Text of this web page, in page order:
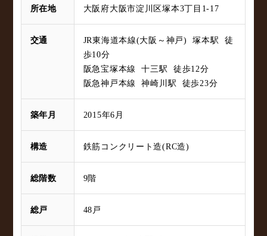
所在地 大阪府大阪市淀川区塚本3丁目1-17
交通
JR東海道本線(大阪～神戸) 塚本駅 徒
歩10分
阪急宝塚本線 十三駅 徒歩12分
阪急神戸本線 神崎川駅 徒歩23分
築年月 2015年6月
構造 鉄筋コンクリート造(RC造)
総階数 9階
総戸 48戸